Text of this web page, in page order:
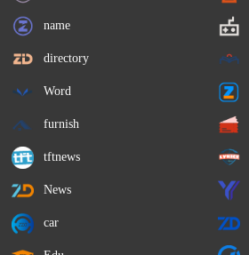
name
directory
Word
furnish
tftnews
News
car